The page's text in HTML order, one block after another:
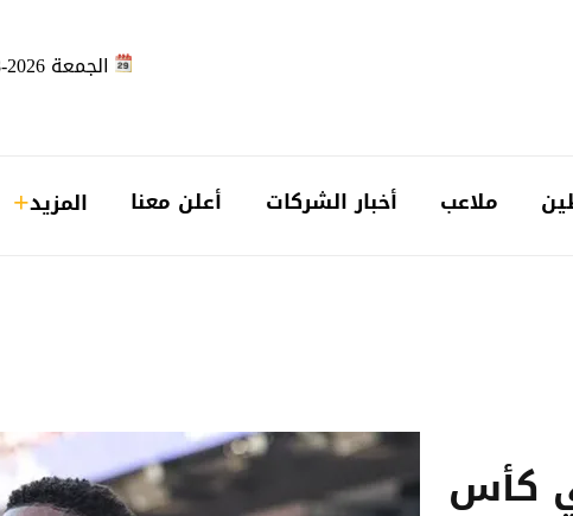
الجمعة 2026-08-07
ملاعب أخبار الشركات أعلن معنا المزيد
كأس